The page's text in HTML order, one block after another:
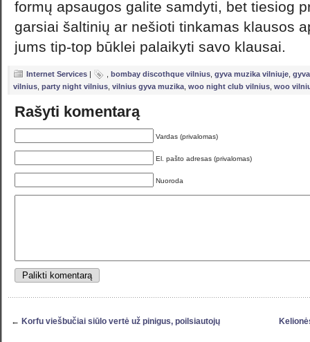
formų apsaugos galite samdyti, bet tiesiog
garsiai šaltinių ar nešioti tinkamas klausos
jums tip-top būklei palaikyti savo klausai.
Internet Services | bombay discothque vilnius gyva muzika vilniuje
vilnius party night vilnius vilnius gyva muzika woo night club vilnius woo
Rašyti komentarą
Vardas (privalomas)
El. pašto adresas (privalomas)
Nuoroda
← Korfu viešbučiai siūlo vertė už pinigus, poilsiautojų